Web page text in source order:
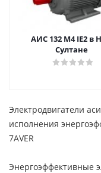
АИС 132 M4 IE2 в
Султане
Электродвигатели
исполнения
7АVER
Энергоэффективные